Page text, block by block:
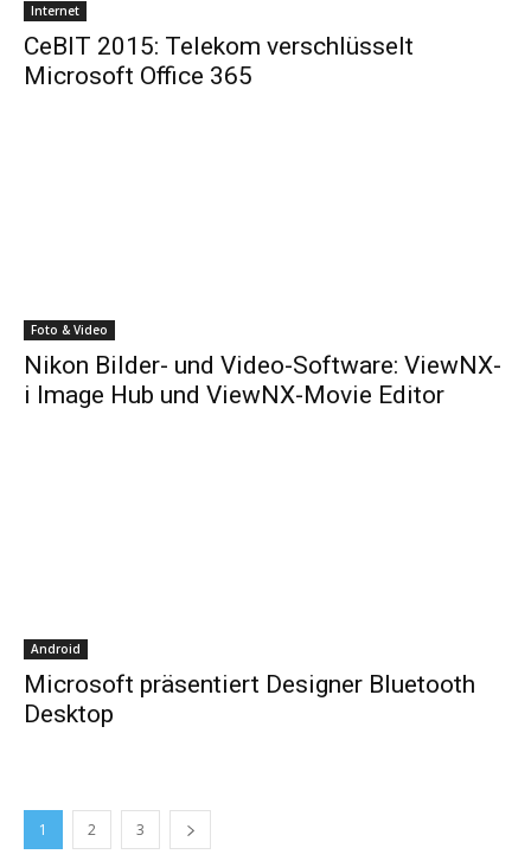
Internet
CeBIT 2015: Telekom verschlüsselt
Microsoft Office 365
Foto & Video
Nikon Bilder- und Video-Software: ViewNX-
i Image Hub und ViewNX-Movie Editor
Android
Microsoft präsentiert Designer Bluetooth
Desktop
1 2 3